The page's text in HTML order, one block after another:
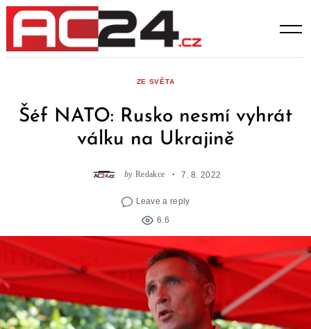
Skip
content
ZE SVĚTA
Šéf NATO: Rusko nesmí vyhrát
válku na Ukrajině
by Redakce 7. 8. 2022
Leave a reply
6.6